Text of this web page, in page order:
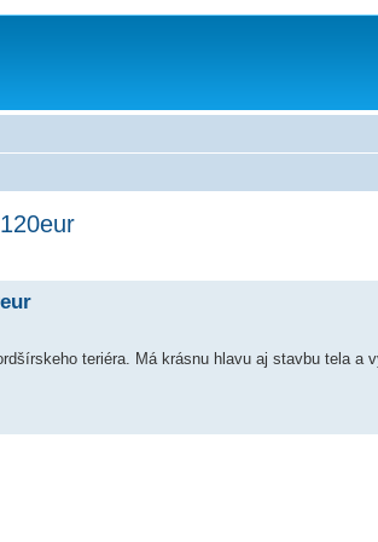
teriéra. Má krásnu hlavu aj stavbu tela a